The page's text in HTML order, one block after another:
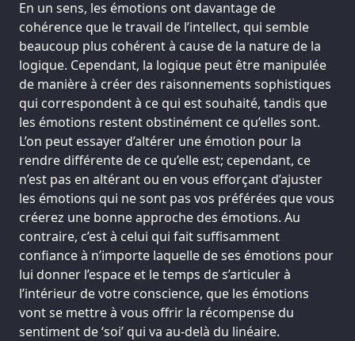
En un sens, les émotions ont davantage de
cohérence que le travail de l’intellect, qui semble
beaucoup plus cohérent à cause de la nature de la
logique. Cependant, la logique peut être manipulée
de manière à créer des raisonnements sophistiques
qui correspondent à ce qui est souhaité, tandis que
les émotions restent obstinément ce qu’elles sont.
L’on peut essayer d’altérer une émotion pour la
rendre différente de ce qu’elle est; cependant, ce
n’est pas en altérant ou en vous efforçant d’ajuster
les émotions qui ne sont pas vos préférées que vous
créerez une bonne approche des émotions. Au
contraire, c’est à celui qui fait suffisamment
confiance à n’importe laquelle de ses émotions pour
lui donner l’espace et le temps de s’articuler à
l’intérieur de votre conscience, que les émotions
vont se mettre à vous offrir la récompense du
sentiment de ‘soi’ qui va au-delà du linéaire.